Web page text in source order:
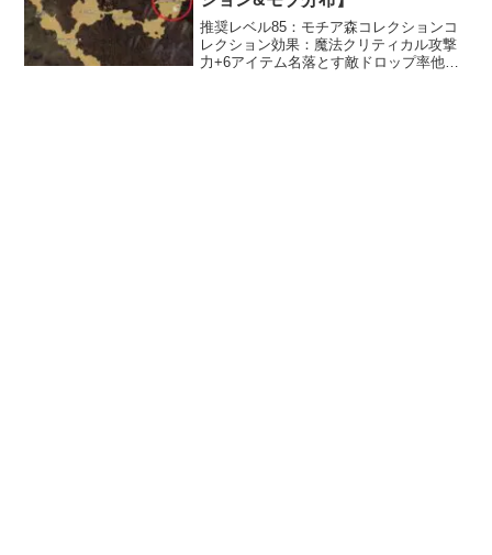
推奨レベル85：モチア森コレクションコ
レクション効果：魔法クリティカル攻撃
力+6アイテム名落とす敵ドロップ率他